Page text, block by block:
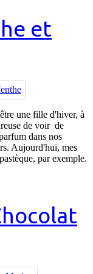
et
une fille d'hiver, à
de voir de
dans nos
Aujourd'hui, mes
par exemple.